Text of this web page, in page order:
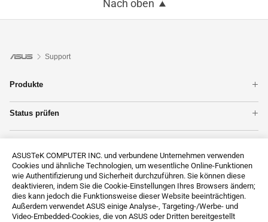
ASUSTeK COMPUTER INC. und verbundene Unternehmen verwenden
Cookies und ähnliche Technologien, um wesentliche Online-Funktionen
wie Authentifizierung und Sicherheit durchzuführen. Sie können diese
deaktivieren, indem Sie die Cookie-Einstellungen Ihres Browsers ändern;
dies kann jedoch die Funktionsweise dieser Website beeinträchtigen.
Außerdem verwendet ASUS einige Analyse-, Targeting-/Werbe- und
Video-Embedded-Cookies, die von ASUS oder Dritten bereitgestellt
Nach oben
Support
Produkte
Notebook
ZenFones im Überblick
Mainboards
Grafikkarten
Monitore
Alle Produkte anzeigen
Status prüfen
Garantie
Produktregistrierung
ASUS Support Videos
Kontakt
Technische Unterstützung
MyASUS
ASUS Premium Care